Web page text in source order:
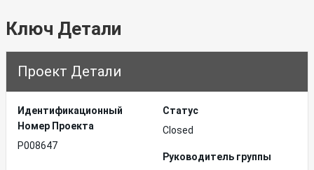
Ключ Детали
Проект Детали
Идентификационный
Hомер Проекта
P008647
Статус
Closed
Руководитель группы